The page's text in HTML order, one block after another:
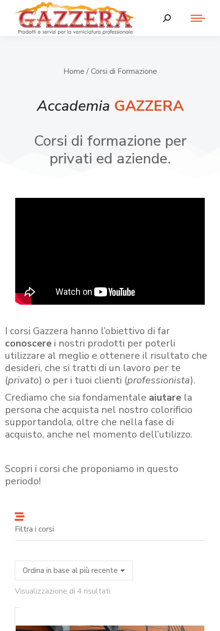
Home / Corsi di Formazione
Accademia GAZZERA
Corsi di formazione per
privati ed aziende.
I corsi Gazzera hanno l’obiettivo di far
conoscere i nostri prodotti per poterli
utilizzare al meglio e ottenere il risultato che
desideri, che si tratti di un lavoro per te
(privato) o per i tuoi clienti (professionista).
Crediamo che sia fondamentale aiutare la
persona che acquista nel nostro colorificio
supportandola, oltre che nella fase di
acquisto, anche nel momento dell’utilizzo.
Scopri i corsi che proponiamo in questo
periodo!
Filtra i corsi
Visualizzazione di 4 risultati